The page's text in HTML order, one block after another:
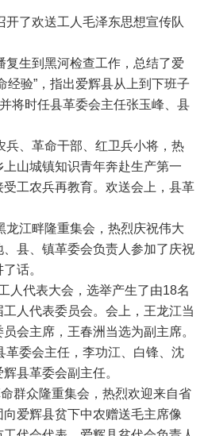
了欢送工人毛泽东思想宣传队
生到黑河检查工作，总结了爱
经验”，指出爱辉县从上到下班子
将时任县革委会主任张玉峰、县
、革命干部、红卫兵小将，热
山城镇知识青年奔赴生产第一
工农兵再教育。欢送会上，县革
江畔隆重集会，热烈庆祝伟大
县、镇革委会负责人参加了庆祝
话。
人代表大会，选举产生了由18名
人代表委员会。会上，王龙江当
会主席，王春洲当选为副主席。
委会主任，李功江、白锋、沈
县革委会副主任。
群众隆重集会，热烈欢迎来自省
爱辉县贫下中农赠送毛主席像